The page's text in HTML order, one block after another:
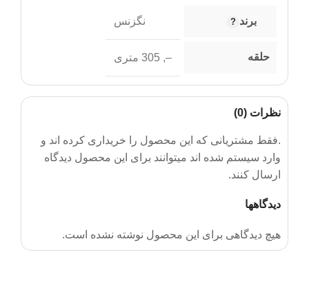
برند نگزنس
حلقه –
, 305 متری
نظرات (0)
دیدگاهها
هیچ دیدگاهی برای این محصول نوشته نشده است.
.فقط مشتریانی که این محصول را خریداری کرده اند و
وارد سیستم شده اند میتوانند برای این محصول دیدگاه
ارسال کنند.